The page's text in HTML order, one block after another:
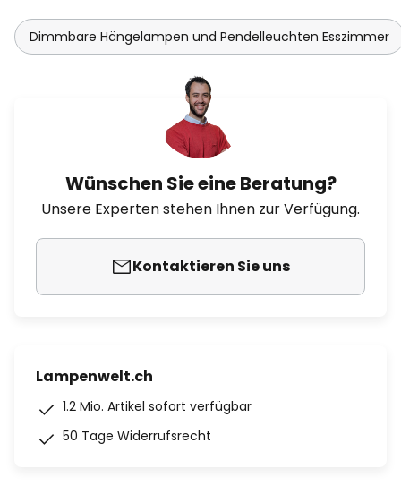
Dimmbare Hängelampen und Pendelleuchten Esszimmer
Wünschen Sie eine Beratung?
Unsere Experten stehen Ihnen zur Verfügung.
Kontaktieren Sie uns
Lampenwelt.ch
1.2 Mio. Artikel sofort verfügbar
50 Tage Widerrufsrecht